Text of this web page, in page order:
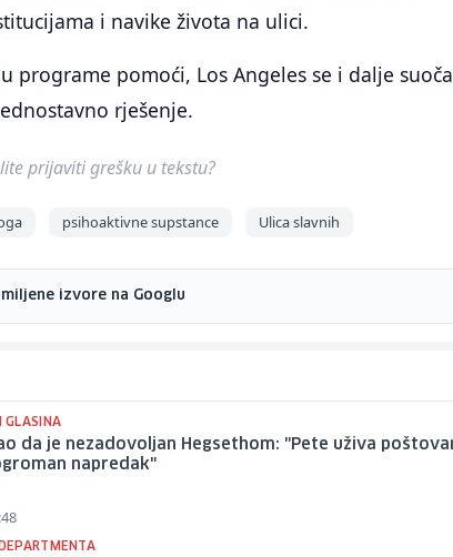
i navike života na ulici.
programe pomoći, Los Angeles se i dalje
rješenje.
prijaviti grešku u tekstu?
psihoaktivne supstance Ulica slavnih
izvore na Googlu
GLASINA
da je nezadovoljan Hegsethom: "Pete uživa
napredak"